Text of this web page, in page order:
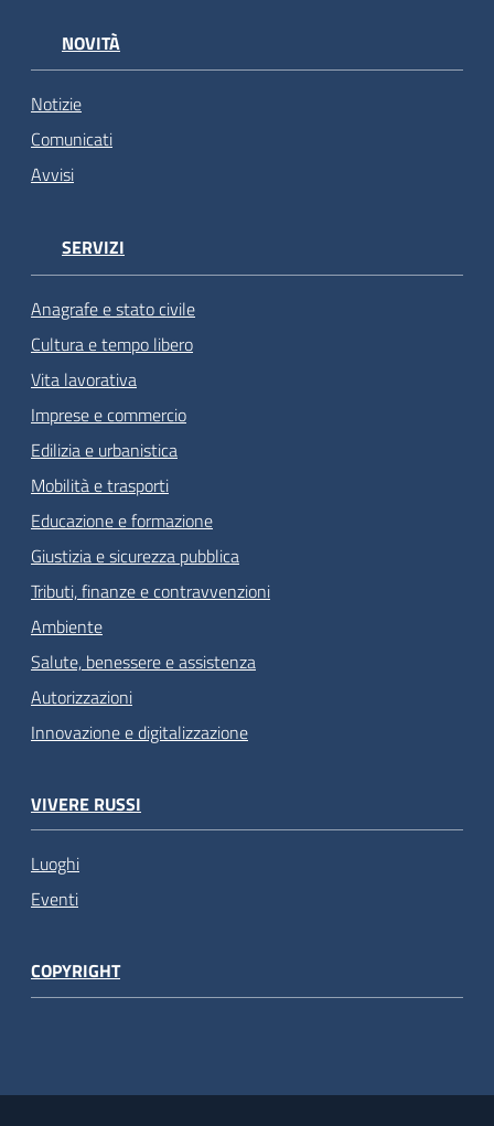
NOVITÀ
Notizie
Comunicati
Avvisi
SERVIZI
Anagrafe e stato civile
Cultura e tempo libero
Vita lavorativa
Imprese e commercio
Edilizia e urbanistica
Mobilità e trasporti
Educazione e formazione
Giustizia e sicurezza pubblica
Tributi, finanze e contravvenzioni
Ambiente
Salute, benessere e assistenza
Autorizzazioni
Innovazione e digitalizzazione
VIVERE RUSSI
Luoghi
Eventi
COPYRIGHT